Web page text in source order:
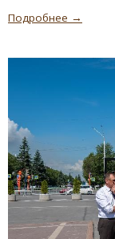
Подробнее →